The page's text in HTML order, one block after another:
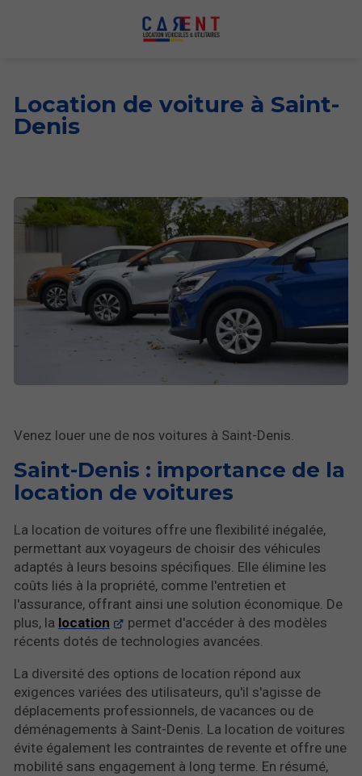
Location de voiture à Saint-
Denis
Venez louer une de nos voitures à Saint-Denis.
Saint-Denis : importance de la
location de voitures
La location de voitures offre une flexibilité inégalée,
permettant aux voyageurs de choisir des véhicules
adaptés à leurs besoins spécifiques. Elle élimine les
coûts liés à la propriété, comme l'entretien et
l'assurance, offrant ainsi une solution économique. De
plus, la location
permet d'accéder à des modèles
récents dotés de technologies avancées.
La diversité des options de location répond aux
exigences variées des utilisateurs, qu'il s'agisse de
déplacements professionnels, de vacances ou de
déménagements à Saint-Denis. La location de voitures
évite également les contraintes de revente et offre une
mobilité sans engagement à long terme. En résumé,